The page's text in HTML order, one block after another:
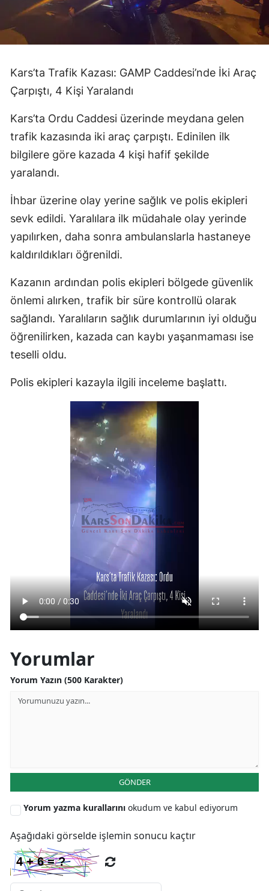
Kars’ta Trafik Kazası: GAMP Caddesi’nde İki Araç
Çarpıştı, 4 Kişi Yaralandı
Kars’ta Ordu Caddesi üzerinde meydana gelen
trafik kazasında iki araç çarpıştı. Edinilen ilk
bilgilere göre kazada 4 kişi hafif şekilde
yaralandı.
İhbar üzerine olay yerine sağlık ve polis ekipleri
sevk edildi. Yaralılara ilk müdahale olay yerinde
yapılırken, daha sonra ambulanslarla hastaneye
kaldırıldıkları öğrenildi.
Kazanın ardından polis ekipleri bölgede güvenlik
önlemi alırken, trafik bir süre kontrollü olarak
sağlandı. Yaralıların sağlık durumlarının iyi olduğu
öğrenilirken, kazada can kaybı yaşanmaması ise
teselli oldu.
Polis ekipleri kazayla ilgili inceleme başlattı.
Yorumlar
Yorum Yazın (500 Karakter)
GÖNDER
Yorum yazma kurallarını okudum ve kabul ediyorum
Aşağıdaki görselde işlemin sonucu kaçtır